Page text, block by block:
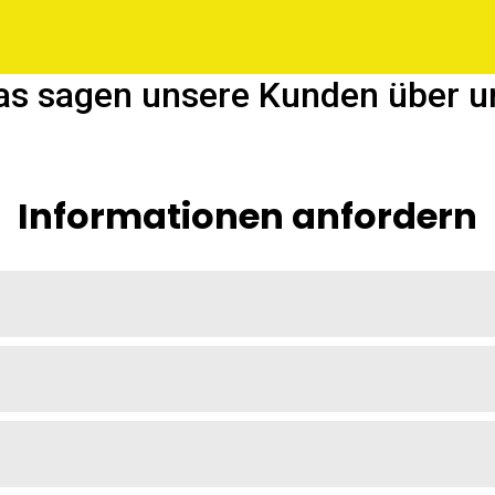
sagen unsere Kunden über
Informationen anfordern